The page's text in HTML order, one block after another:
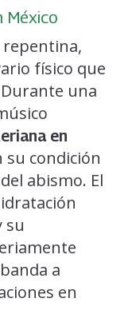
México
repentina,
físico que
una
en
su condición
abismo. El
su
a
en